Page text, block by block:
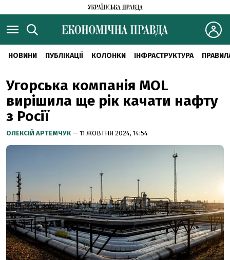
НОВИНИ ПУБЛІКАЦІЇ КОЛОНКИ ІНФРАСТРУКТУРА
Угорська компанія MOL
вирішила ще рік качати нафту
з Росії
ОЛЕКСІЙ АРТЕМЧУК — 11 ЖОВТНЯ 2024, 14:54